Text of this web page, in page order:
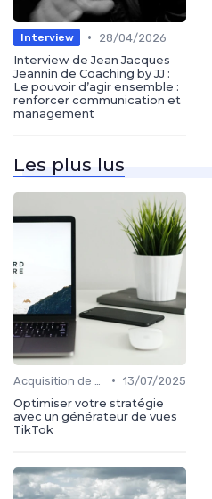
Interview •
28/04/2026
Interview de Jean Jacques
Jeannin de Coaching by JJ :
Le pouvoir d’agir ensemble :
renforcer communication et
management
Les plus lus
• 13/07/2025
Optimiser votre stratégie
avec un générateur de vues
TikTok